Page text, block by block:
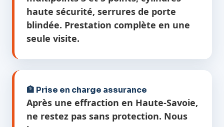
haute sécurité, serrures de porte
blindée. Prestation complète en une
seule visite.
🏦 Prise en charge assurance
Après une effraction en Haute-Savoie,
ne restez pas sans protection. Nous